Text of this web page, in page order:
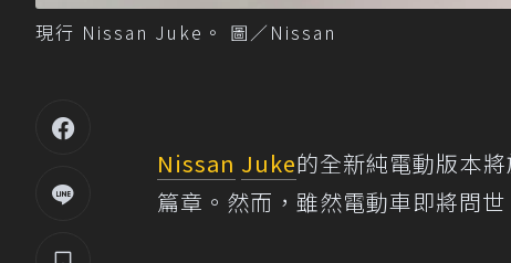
現行 Nissan Juke。 圖／Nissan
Nissan Juke的全新純電動版本
篇章。然而，雖然電動車即將問